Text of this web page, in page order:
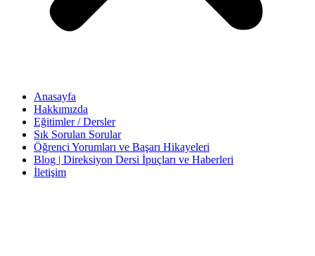
Anasayfa
Hakkımızda
Eğitimler / Dersler
Sık Sorulan Sorular
Öğrenci Yorumları ve Başarı Hikayeleri
Blog | Direksiyon Dersi İpuçları ve Haberleri
İletişim